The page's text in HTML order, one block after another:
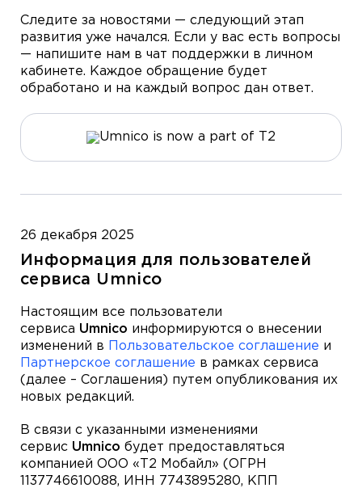
Следите за новостями — следующий этап
развития уже начался. Если у вас есть вопросы
— напишите нам в чат поддержки в личном
кабинете. Каждое обращение будет
обработано и на каждый вопрос дан ответ.
26 декабря 2025
Информация для пользователей
сервиса Umnico
Настоящим все пользователи
сервиса Umnico информируются о внесении
изменений в Пользовательское соглашение и
Партнерское соглашение в рамках сервиса
(далее – Соглашения) путем опубликования их
новых редакций.
В связи с указанными изменениями
сервис Umnico будет предоставляться
компанией ООО «Т2 Мобайл» (ОГРН
1137746610088, ИНН 7743895280, КПП